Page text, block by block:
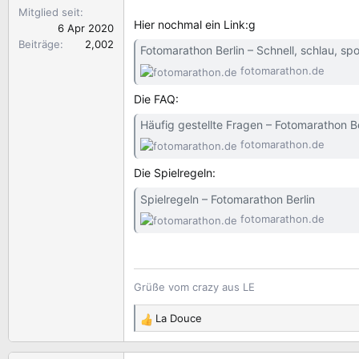
Mitglied seit
6 Apr 2020
Beiträge
2,002
Hier nochmal ein Link:g
Fotomarathon Berlin – Schnell, schlau,
fotomarathon.de
Die FAQ:
Häufig gestellte Fragen – Fotomarathon
fotomarathon.de
Die Spielregeln:
Spielregeln – Fotomarathon Berlin
fotomarathon.de
Grüße vom crazy aus LE
R
e
La Douce